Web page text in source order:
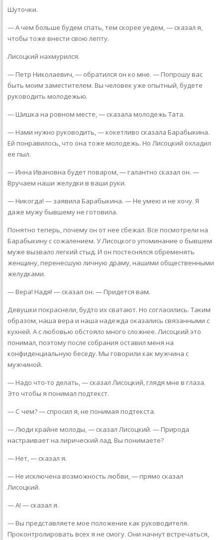
Шуточки.
— А чем больше будем спать, тем скорее уедем, — сказал я,
чтобы тоже внести свою лепту.
Лисоцкий нахмурился.
— Петр Николаевич, — обратился он ко мне. — Попрошу вас
быть моим заместителем. Вы человек уже опытный, будете
руководить молодежью.
— Шишка на ровном месте, — сказала молодежь Тата.
— Нами нужно руководить, — кокетливо сказала Барабыкина.
Ей понравилось, что она тоже молодежь. Но Лисоцкий охладил
ее пыл.
— Инна Ивановна будет поваром, — галантно сказал он. —
Вручаем наши желудки в ваши руки.
— Никогда! — заявила Барабыкина. — Не умею и не хочу. Я
даже мужу бывшему не готовила.
Понятно теперь, почему он от нее сбежал. Все посмотрели на
Барабыкину с сожалением. У Лисоцкого упоминание о бывшем
муже вызвало легкий стыд. И он постеснялся обременять
женщину, перенесшую личную драму, нашими общественными
желудками.
— Вера! Надя! — сказал он. — Придется вам.
Девушки покраснели, будто их сватают. Но согласились. Таким
образом, наша вера и наша надежда оказались связанными с
кухней. А с любовью обстояло много сложнее. Лисоцкий это
понимал, поэтому после собрания оставил меня на
конфиденциальную беседу. Мы говорили как мужчина с
мужчиной.
— Надо что-то делать, — сказал Лисоцкий, глядя мне в глаза.
Это чтобы я понимал подтекст.
— С чем? — спросил я, не понимая подтекста.
— Люди крайне молоды, — сказал Лисоцкий. — Природа
настраивает на лирический лад. Вы понимаете?
— Нет, — сказал я.
— Не исключена возможность любви, — прямо сказал
Лисоцкий.
— А! — сказал я.
— Вы представляете мое положение как руководителя.
Проконтролировать всех я не смогу. Они начнут встречаться,